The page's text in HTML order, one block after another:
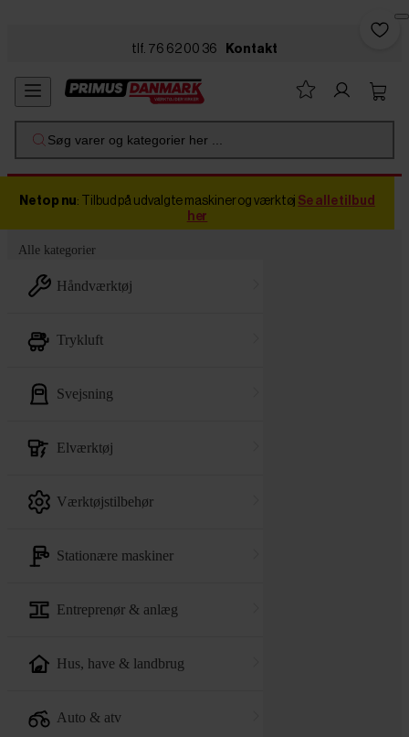
tlf. 76 62 00 36 Kontakt
Søg varer og kategorier her ...
Netop nu: Tilbud på udvalgte maskiner og værktøj Se alle tilbud
her
Alle kategorier
håndværktøj
trykluft
svejsning
elværktøj
værktøjstilbehør
stationære maskiner
entreprenør & anlæg
hus, have & landbrug
auto & atv